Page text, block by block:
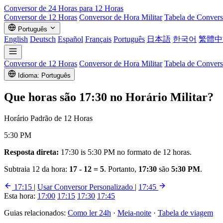
Conversor de 24 Horas para 12 Horas
Conversor de 12 Horas Conversor de Hora Militar Tabela de
Português
English Deutsch Español Français Português 日本語 한국어 繁體
Conversor de 12 Horas Conversor de Hora Militar Tabela de
Idioma: Português
Que horas são 17:30 no Horário Militar?
Horário Padrão de 12 Horas
5:30 PM
Resposta direta: 17:30 is 5:30 PM no formato de 12 horas.
Subtraia 12 da hora: 17 - 12 = 5. Portanto, 17:30 são 5:30 PM.
17:15 | Usar Conversor Personalizado | 17:45
Esta hora: 17:00 17:15 17:30 17:45
Guias relacionados: Como ler 24h · Meia-noite · Tabela de viagem